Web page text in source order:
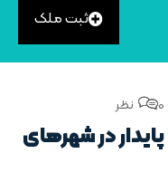
ثبت ملک
0 نظر
در شهرهای